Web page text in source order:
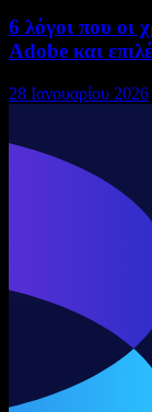
6 λόγοι που οι
Adobe και
28 Ιανουαρίου 2026